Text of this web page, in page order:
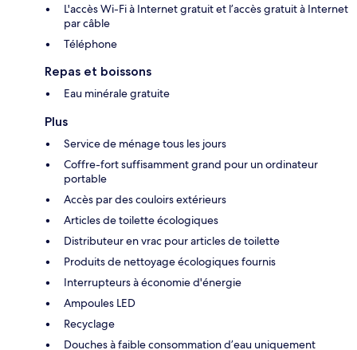
L'accès Wi-Fi à Internet gratuit et l’accès gratuit à Internet
par câble
Téléphone
Repas et boissons
Eau minérale gratuite
Plus
Service de ménage tous les jours
Coffre-fort suffisamment grand pour un ordinateur
portable
Accès par des couloirs extérieurs
Articles de toilette écologiques
Distributeur en vrac pour articles de toilette
Produits de nettoyage écologiques fournis
Interrupteurs à économie d'énergie
Ampoules LED
Recyclage
Douches à faible consommation d’eau uniquement